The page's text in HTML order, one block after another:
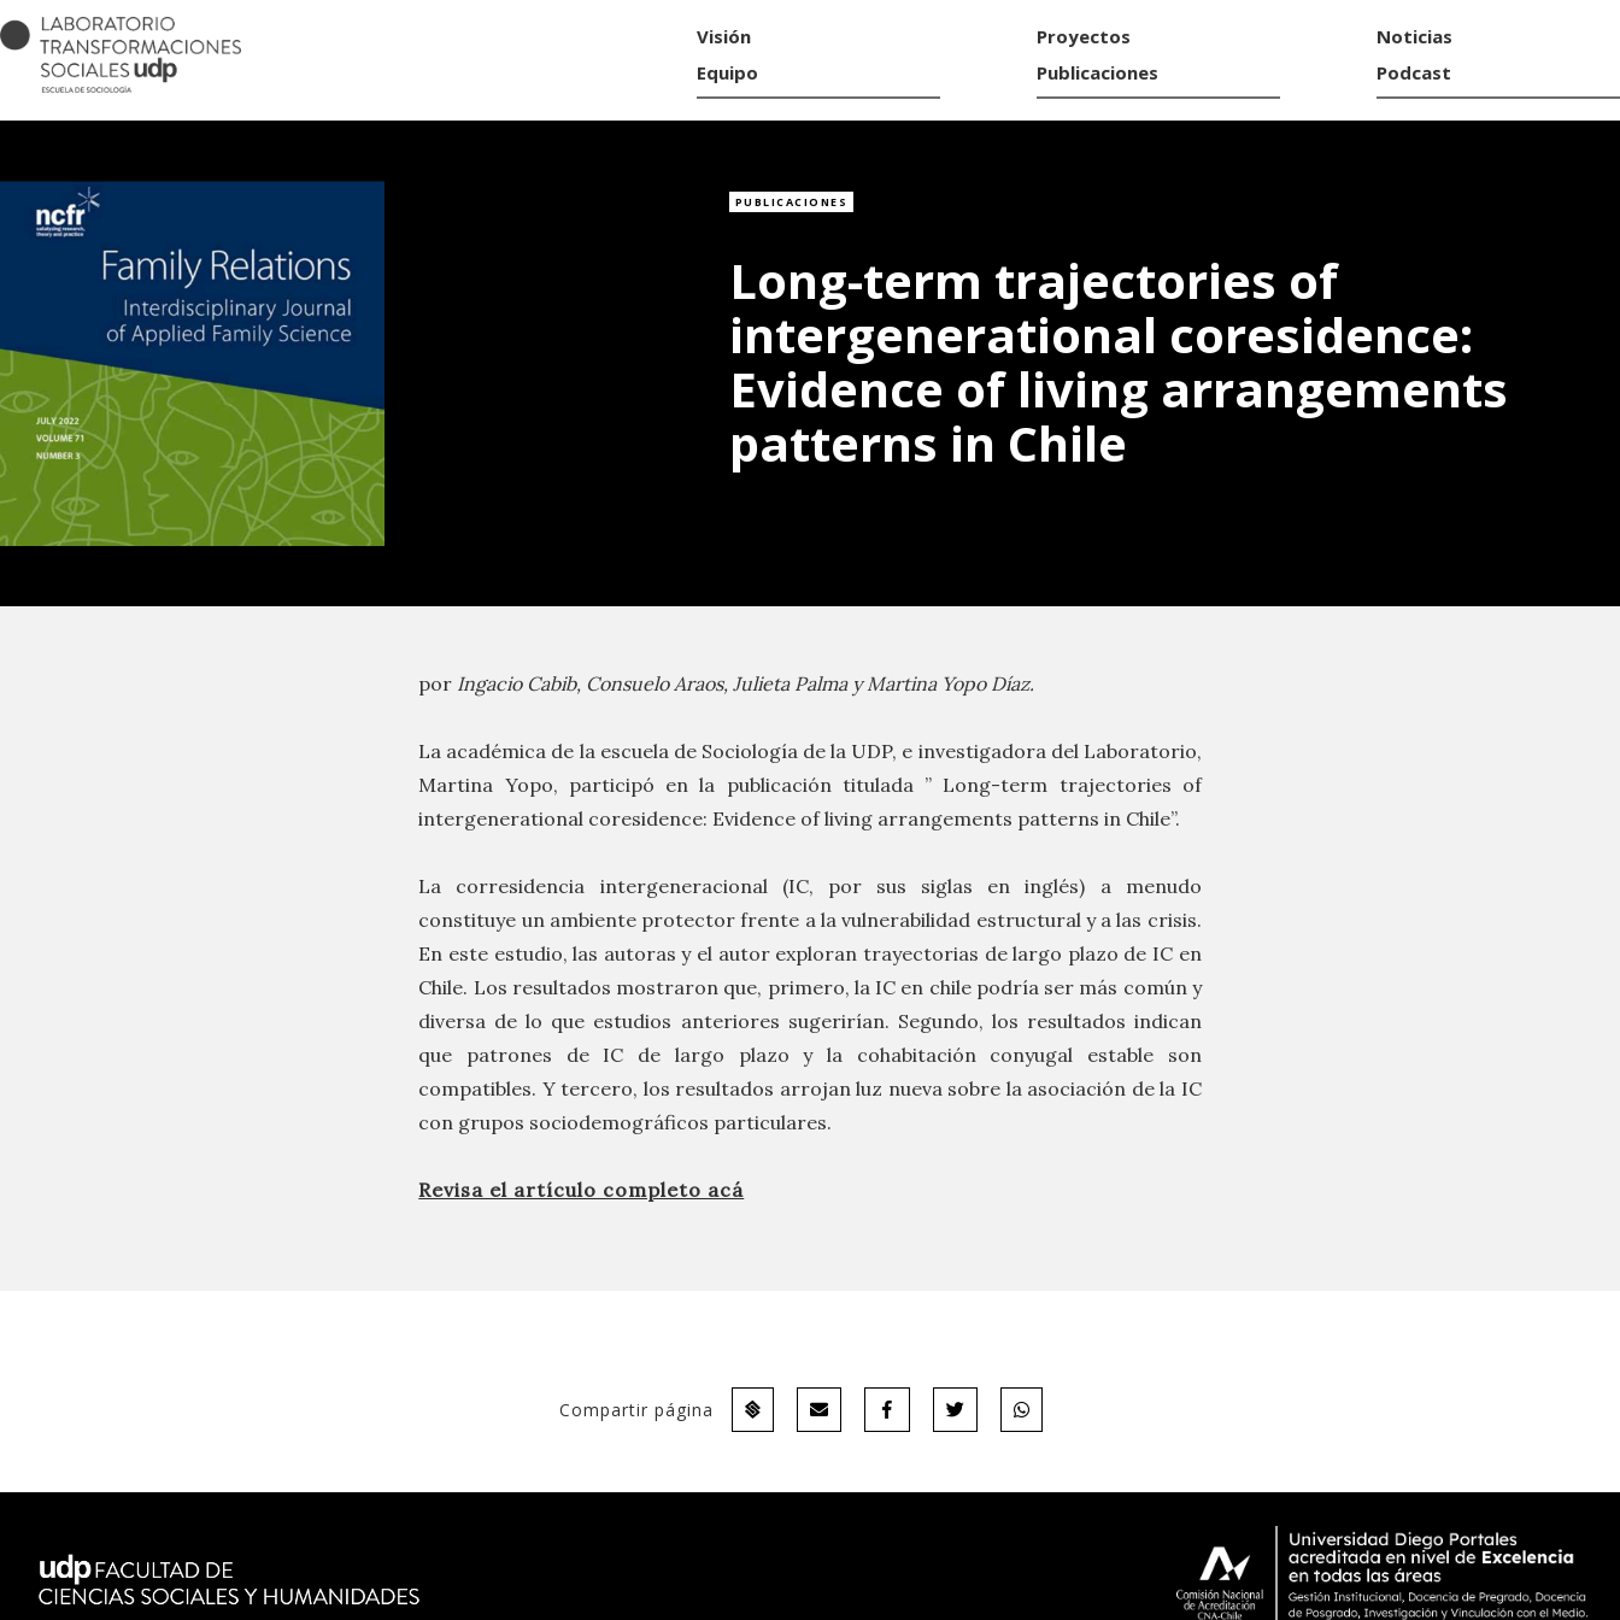
Visión
Equipo
Proyectos
Publicaciones
Noticias
Podcast
PUBLICACIONES
Long-term trajectories of
intergenerational coresidence:
Evidence of living arrangements
patterns in Chile
por Ingacio Cabib, Consuelo Araos, Julieta Palma y Martina Yopo Díaz.
La académica de la escuela de Sociología de la UDP, e investigadora del Laboratorio,
Martina Yopo, participó en la publicación titulada ” Long-term trajectories of
intergenerational coresidence: Evidence of living arrangements patterns in Chile”.
La corresidencia intergeneracional (IC, por sus siglas en inglés) a menudo
constituye un ambiente protector frente a la vulnerabilidad estructural y a las crisis.
En este estudio, las autoras y el autor exploran trayectorias de largo plazo de IC en
Chile. Los resultados mostraron que, primero, la IC en chile podría ser más común y
diversa de lo que estudios anteriores sugerirían. Segundo, los resultados indican
que patrones de IC de largo plazo y la cohabitación conyugal estable son
compatibles. Y tercero, los resultados arrojan luz nueva sobre la asociación de la IC
con grupos sociodemográficos particulares.
Revisa el artículo completo acá
Compartir página